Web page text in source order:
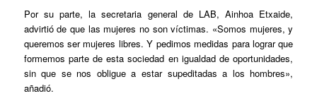
Por su parte, la secretaria general de LAB, Ainhoa Etxaide,
advirtió de que las mujeres no son víctimas. «Somos mujeres, y
queremos ser mujeres libres. Y pedimos medidas para lograr que
formemos parte de esta sociedad en igualdad de oportunidades,
sin que se nos obligue a estar supeditadas a los hombres»,
añadió.